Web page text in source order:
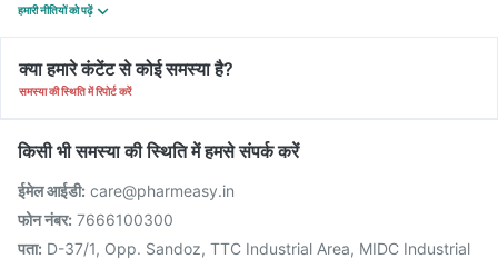
हमारी नीतियों को पढ़ें
क्या हमारे कंटेंट से कोई समस्या है?
समस्या की स्थिति में रिपोर्ट करें
किसी भी समस्या की स्थिति में हमसे संपर्क करें
ईमेल आईडी: care@pharmeasy.in
फोन नंबर: 7666100300
पता: D-37/1, Opp. Sandoz, TTC Industrial Area, MIDC Industrial